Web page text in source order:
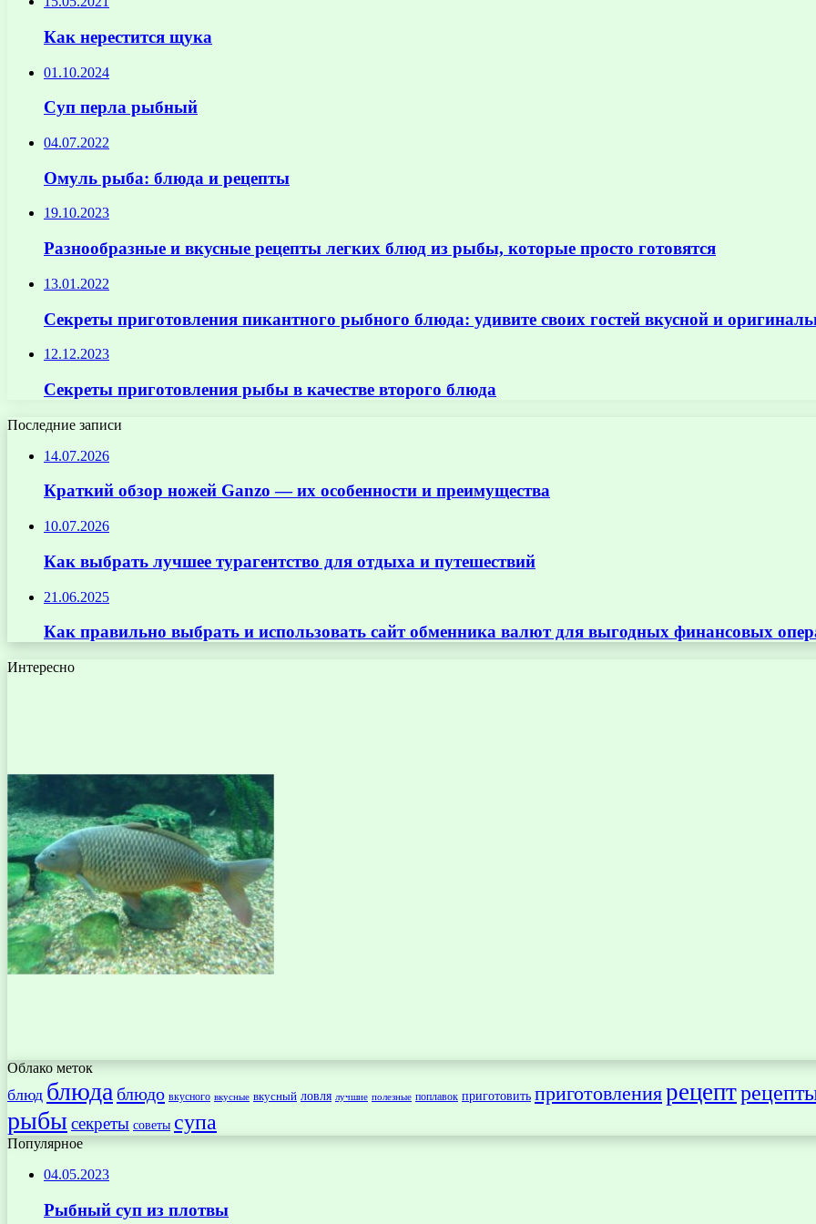
Как нерестится щука
01.10.2024
Суп перла рыбный
04.07.2022
Омуль рыба: блюда и рецепты
19.10.2023
Разнообразные и вкусные рецепты легких блюд из рыбы, которые просто готовятся
13.01.2022
Секреты приготовления пикантного рыбного блюда: удивите своих гостей вкусной и
12.12.2023
Секреты приготовления рыбы в качестве второго блюда
Последние записи
14.07.2026
Краткий обзор ножей Ganzo — их особенности и преимущества
10.07.2026
Как выбрать лучшее турагентство для отдыха и путешествий
21.06.2025
Как правильно выбрать и использовать сайт обменника валют для выгодных финансовых
Интересно
Облако меток
блюд блюда блюдо вкусного вкусные вкусный ловля лучшие полезные поплавок приготовить приготовлениярецепт
рыбысекреты советы супа
Популярное
04.05.2023
Рыбный суп из плотвы